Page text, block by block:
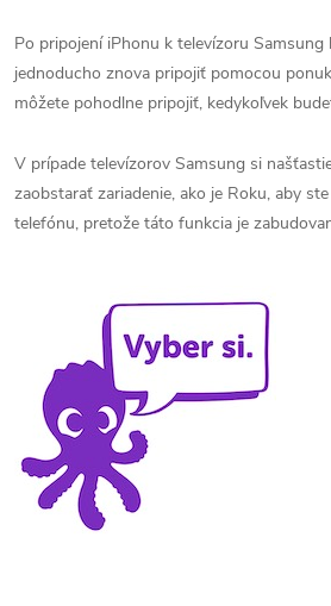
Po pripojení iPhonu k televízoru
jednoducho znova pripojiť pomocou
môžete pohodlne pripojiť, kedykoľvek
V prípade televízorov Samsung si
zaobstarať zariadenie, ako je Roku, aby
telefónu, pretože táto funkcia je